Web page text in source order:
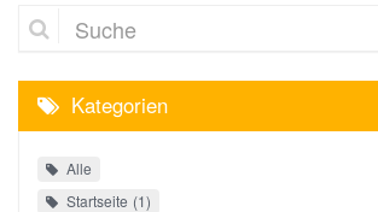
Suche
Kategorien
Alle
Startseite 1